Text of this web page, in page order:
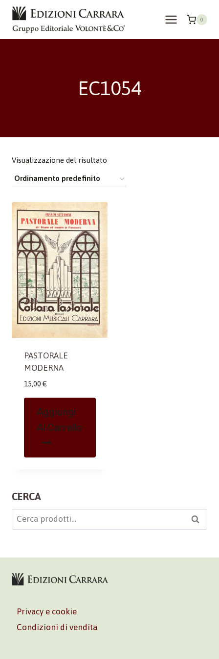
Salta
contenuto
0
EC1054
Visualizzazione del risultato
PASTORALE
MODERNA
15,00 €
Aggiungi
Al Carrello
CERCA
Cerca: Cerca
Privacy e cookie
Condizioni di vendita